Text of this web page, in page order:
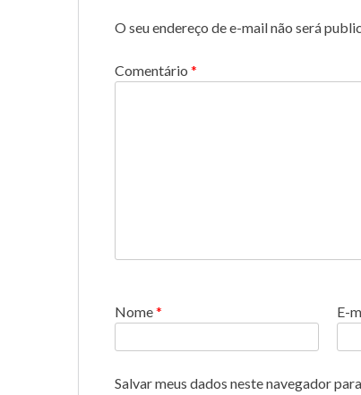
O seu endereço de e-mail não será
Comentário *
Nome* E-
Salvar meus dados neste navegador